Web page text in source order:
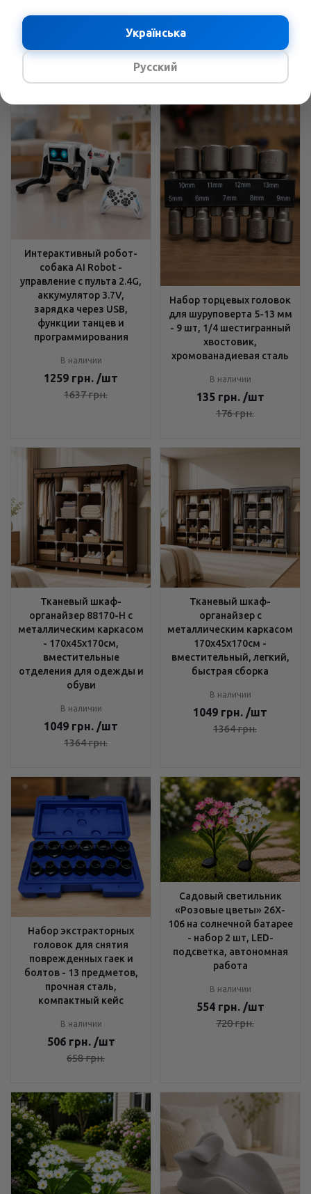
3158грн.
3689 грн. /шт
Интерактивный робот-
собака AI Robot -
управление с пульта 2.4G,
аккумулятор 3.7V,
зарядка через USB,
функции танцев и
программирования
В наличии
1259 грн. /шт
1637грн.
Набор торцевых головок
для шуруповерта 5-13 мм
- 9 шт, 1/4 шестигранный
хвостовик,
хромованадиевая сталь
В наличии
135 грн. /шт
176грн.
Тканевый шкаф-
органайзер 88170-H с
металлическим каркасом
- 170х45х170см,
вместительные
отделения для одежды и
обуви
В наличии
1049 грн. /шт
1364грн.
Тканевый шкаф-
органайзер с
металлическим каркасом
170х45х170см -
вместительный, легкий,
быстрая сборка
В наличии
1049 грн. /шт
1364грн.
Набор экстракторных
головок для снятия
поврежденных гаек и
болтов - 13 предметов,
прочная сталь,
компактный кейс
В наличии
506 грн. /шт
658грн.
Садовый светильник
«Розовые цветы» 26X-
106 на солнечной батарее
- набор 2 шт, LED-
подсветка, автономная
работа
В наличии
554 грн. /шт
720грн.
Українська
Русский